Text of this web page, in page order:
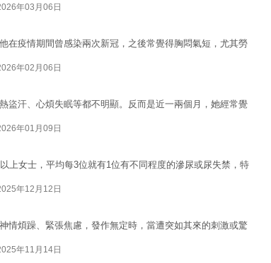
年03月06日
在疫情期間曾感染兩次新冠，之後常覺得胸悶氣短，尤其勞
年02月06日
盜汗、心煩失眠等都不明顯。反而是近一兩個月，她經常覺
年01月09日
上女士，平均每3位就有1位有不同程度的滲尿或尿失禁，特
年12月12日
情煩躁、緊張焦慮，發作無定時，當遭突如其來的刺激或驚
年11月14日